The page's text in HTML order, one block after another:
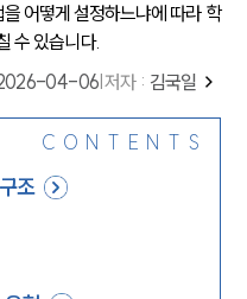
어떻게 설정하느냐에 따라 학
수 있습니다.
04-06 저자 : 김국일
CONTENTS
조